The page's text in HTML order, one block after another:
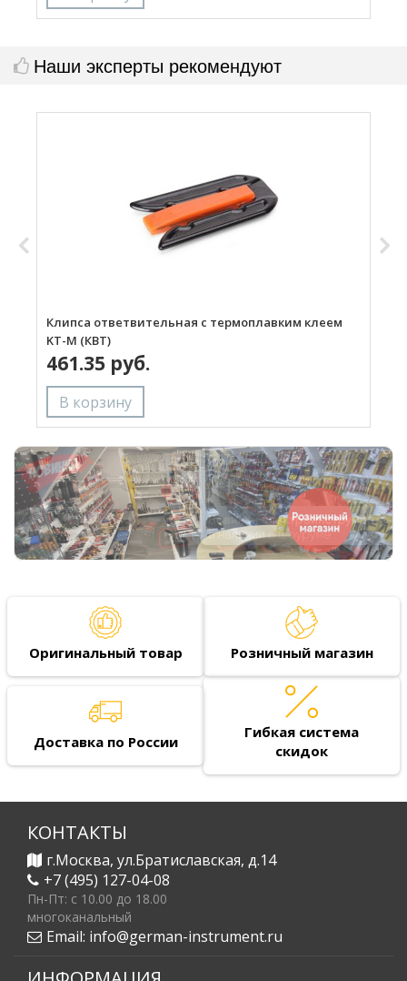
Наши эксперты рекомендуют
Клипса ответвительная с термоплавким клеем
KT-M (КВТ)
461.35 руб.
Оригинальный товар Розничный магазин
Доставка по России
Гибкая система
скидок
КОНТАКТЫ
г.Москва, ул.Братиславская, д.14
+7 (495) 127-04-08
Пн-Пт: c 10.00 до 18.00
многоканальный
Email: info@german-instrument.ru